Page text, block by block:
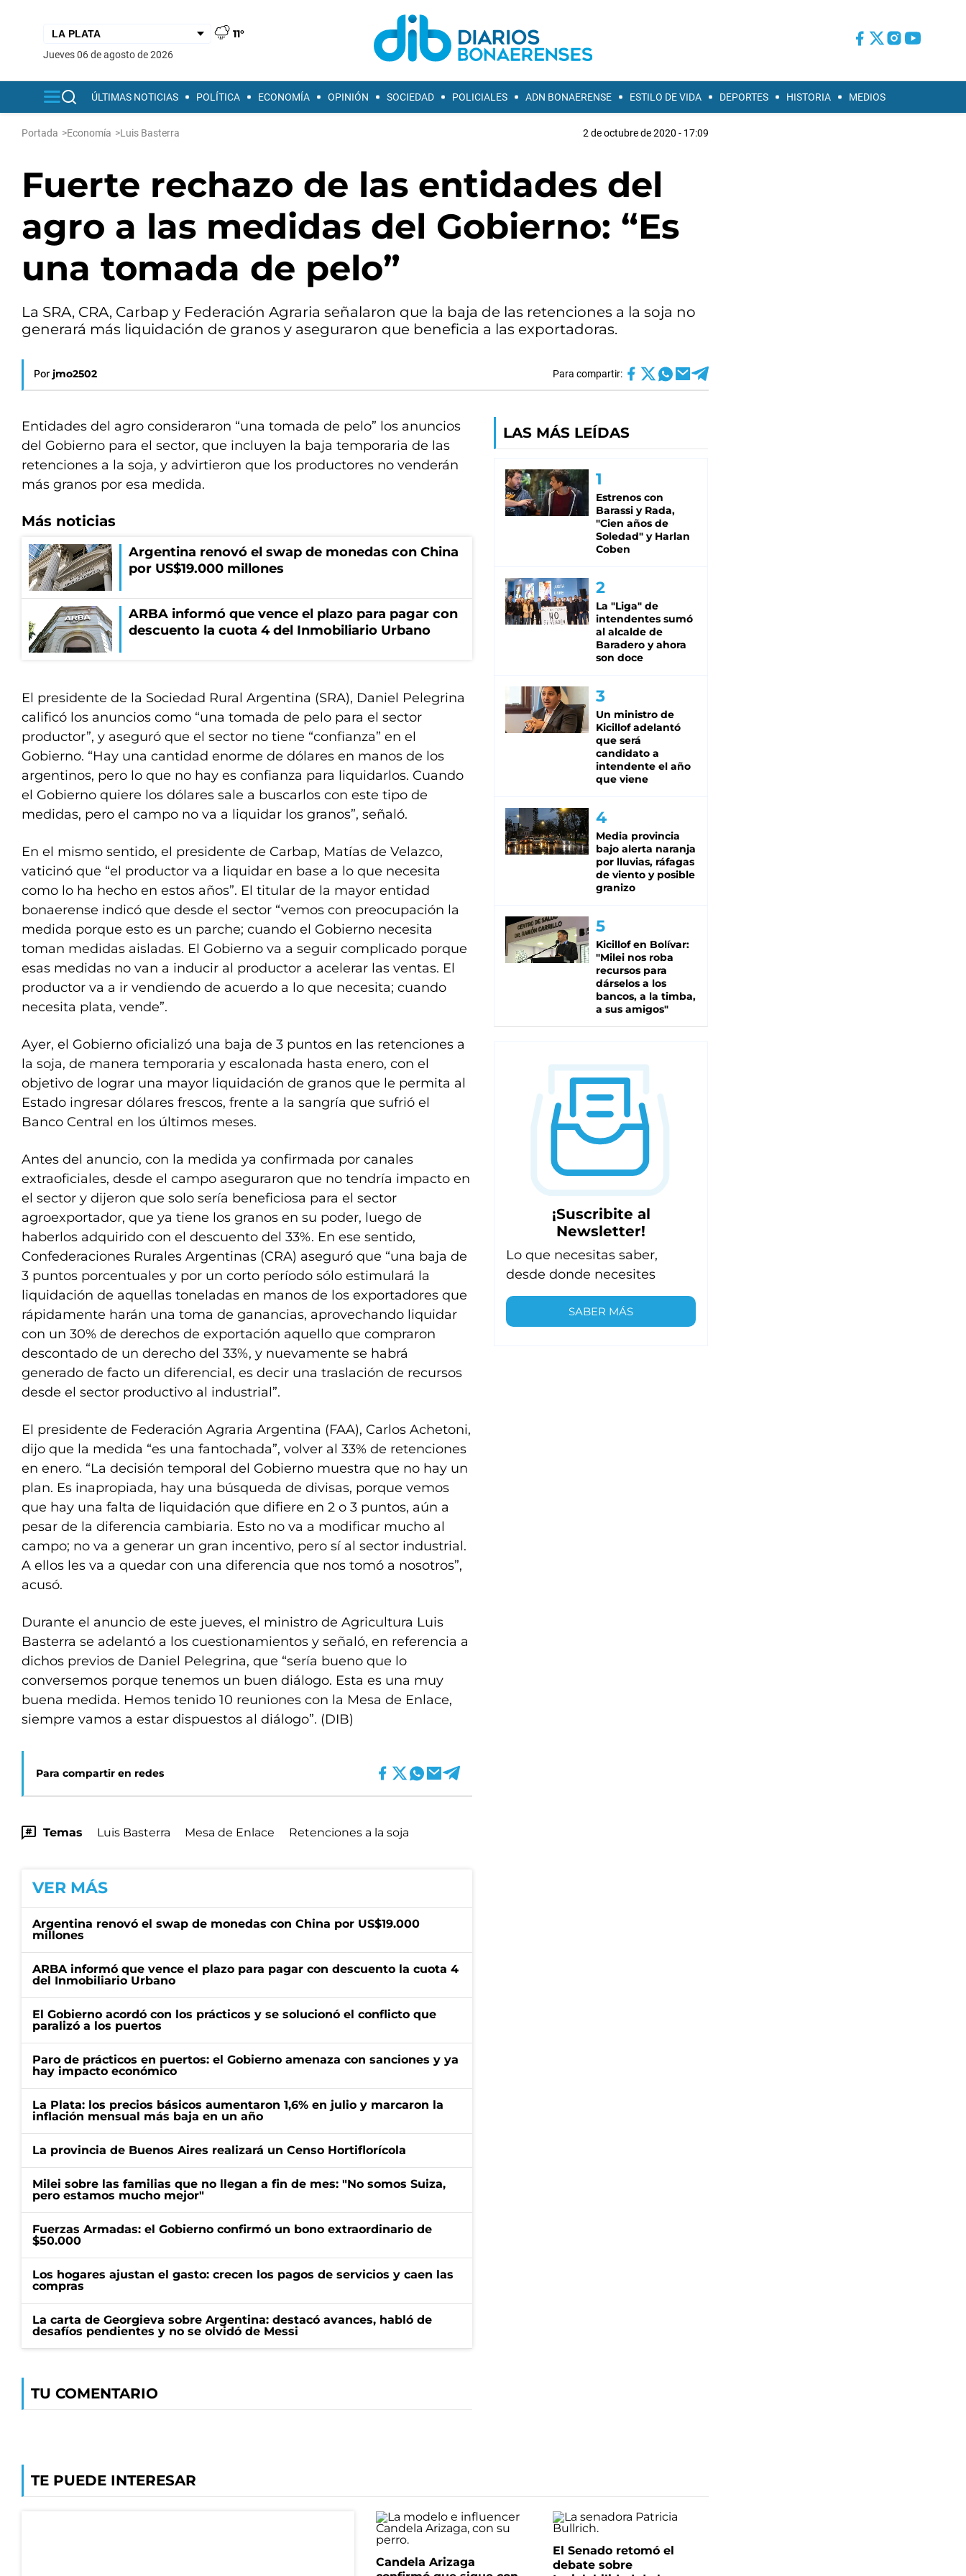
11°
jueves 06 de agosto de 2026
ÚLTIMAS NOTICIAS POLÍTICA ECONOMÍA OPINIÓN SOCIEDAD POLICIALES ADN BONAERENSE ESTILO DE VIDA DEPORTES HISTORIA MEDIOS
Portada >Economía >Luis Basterra 2 de octubre de 2020 - 17:09
Fuerte rechazo de las entidades del
agro a las medidas del Gobierno: “Es
una tomada de pelo”
La SRA, CRA, Carbap y Federación Agraria señalaron que la baja de las retenciones a la soja no
generará más liquidación de granos y aseguraron que beneficia a las exportadoras.
Por jmo2502 Para compartir:
Entidades del agro consideraron “una tomada de pelo” los anuncios
del Gobierno para el sector, que incluyen la baja temporaria de las
retenciones a la soja, y advirtieron que los productores no venderán
más granos por esa medida.
Más noticias
Argentina renovó el swap de monedas con China
por US$19.000 millones
ARBA informó que vence el plazo para pagar con
descuento la cuota 4 del Inmobiliario Urbano
El presidente de la Sociedad Rural Argentina (SRA), Daniel Pelegrina
calificó los anuncios como “una tomada de pelo para el sector
productor”, y aseguró que el sector no tiene “confianza” en el
Gobierno. “Hay una cantidad enorme de dólares en manos de los
argentinos, pero lo que no hay es confianza para liquidarlos. Cuando
el Gobierno quiere los dólares sale a buscarlos con este tipo de
medidas, pero el campo no va a liquidar los granos”, señaló.
En el mismo sentido, el presidente de Carbap, Matías de Velazco,
vaticinó que “el productor va a liquidar en base a lo que necesita
como lo ha hecho en estos años”. El titular de la mayor entidad
bonaerense indicó que desde el sector “vemos con preocupación la
medida porque esto es un parche; cuando el Gobierno necesita
toman medidas aisladas. El Gobierno va a seguir complicado porque
esas medidas no van a inducir al productor a acelerar las ventas. El
productor va a ir vendiendo de acuerdo a lo que necesita; cuando
necesita plata, vende”.
Ayer, el Gobierno oficializó una baja de 3 puntos en las retenciones a
la soja, de manera temporaria y escalonada hasta enero, con el
objetivo de lograr una mayor liquidación de granos que le permita al
Estado ingresar dólares frescos, frente a la sangría que sufrió el
Banco Central en los últimos meses.
Antes del anuncio, con la medida ya confirmada por canales
extraoficiales, desde el campo aseguraron que no tendría impacto en
el sector y dijeron que solo sería beneficiosa para el sector
agroexportador, que ya tiene los granos en su poder, luego de
haberlos adquirido con el descuento del 33%. En ese sentido,
Confederaciones Rurales Argentinas (CRA) aseguró que “una baja de
3 puntos porcentuales y por un corto período sólo estimulará la
liquidación de aquellas toneladas en manos de los exportadores que
rápidamente harán una toma de ganancias, aprovechando liquidar
con un 30% de derechos de exportación aquello que compraron
descontado de un derecho del 33%, y nuevamente se habrá
generado de facto un diferencial, es decir una traslación de recursos
desde el sector productivo al industrial”.
El presidente de Federación Agraria Argentina (FAA), Carlos Achetoni,
dijo que la medida “es una fantochada”, volver al 33% de retenciones
en enero. “La decisión temporal del Gobierno muestra que no hay un
plan. Es inapropiada, hay una búsqueda de divisas, porque vemos
que hay una falta de liquidación que difiere en 2 o 3 puntos, aún a
pesar de la diferencia cambiaria. Esto no va a modificar mucho al
campo; no va a generar un gran incentivo, pero sí al sector industrial.
A ellos les va a quedar con una diferencia que nos tomó a nosotros”,
acusó.
Durante el anuncio de este jueves, el ministro de Agricultura Luis
Basterra se adelantó a los cuestionamientos y señaló, en referencia a
dichos previos de Daniel Pelegrina, que “sería bueno que lo
conversemos porque tenemos un buen diálogo. Esta es una muy
buena medida. Hemos tenido 10 reuniones con la Mesa de Enlace,
siempre vamos a estar dispuestos al diálogo”. (DIB)
Para compartir en redes
Temas Luis Basterra Mesa de Enlace Retenciones a la soja
VER MÁS
Argentina renovó el swap de monedas con China por US$19.000
millones
ARBA informó que vence el plazo para pagar con descuento la cuota 4
del Inmobiliario Urbano
El Gobierno acordó con los prácticos y se solucionó el conflicto que
paralizó a los puertos
Paro de prácticos en puertos: el Gobierno amenaza con sanciones y ya
hay impacto económico
La Plata: los precios básicos aumentaron 1,6% en julio y marcaron la
inflación mensual más baja en un año
La provincia de Buenos Aires realizará un Censo Hortiflorícola
Milei sobre las familias que no llegan a fin de mes: "No somos Suiza,
pero estamos mucho mejor"
Fuerzas Armadas: el Gobierno confirmó un bono extraordinario de
$50.000
Los hogares ajustan el gasto: crecen los pagos de servicios y caen las
compras
La carta de Georgieva sobre Argentina: destacó avances, habló de
desafíos pendientes y no se olvidó de Messi
TU COMENTARIO
LAS MÁS LEÍDAS
Estrenos con
Barassi y Rada,
"Cien años de
Soledad" y Harlan
Coben
La "Liga" de
intendentes sumó
al alcalde de
Baradero y ahora
son doce
Un ministro de
Kicillof adelantó
que será
candidato a
intendente el año
que viene
Media provincia
bajo alerta naranja
por lluvias, ráfagas
de viento y posible
granizo
Kicillof en Bolívar:
"Milei nos roba
recursos para
dárselos a los
bancos, a la timba,
a sus amigos"
¡Suscribite al
Newsletter!
Lo que necesitas saber,
desde donde necesites
SABER MÁS
TE PUEDE INTERESAR
Candela Arizaga
El Senado retomó el
debate sobre